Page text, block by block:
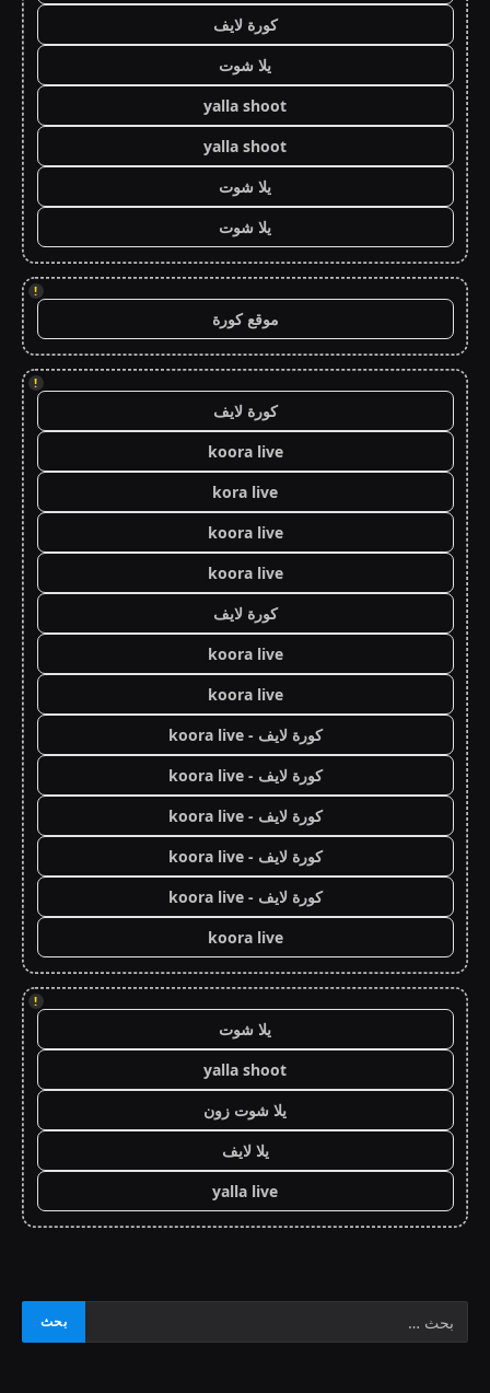
كورة لايف
يلا شوت
yalla shoot
yalla shoot
يلا شوت
يلا شوت
!
موقع كورة
!
كورة لايف
koora live
kora live
koora live
koora live
كورة لايف
koora live
koora live
كورة لايف - koora live
كورة لايف - koora live
كورة لايف - koora live
كورة لايف - koora live
كورة لايف - koora live
koora live
!
يلا شوت
yalla shoot
يلا شوت زون
يلا لايف
yalla live